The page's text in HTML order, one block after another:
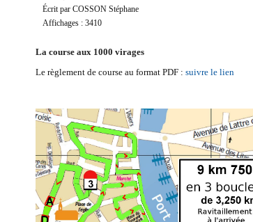
Écrit par COSSON Stéphane
Affichages : 3410
La course aux 1000 virages
Le règlement de course au format PDF :suivre le lien